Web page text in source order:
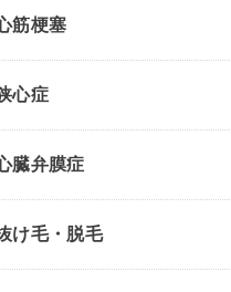
筋梗塞
心症
臓弁膜症
け毛・脱毛